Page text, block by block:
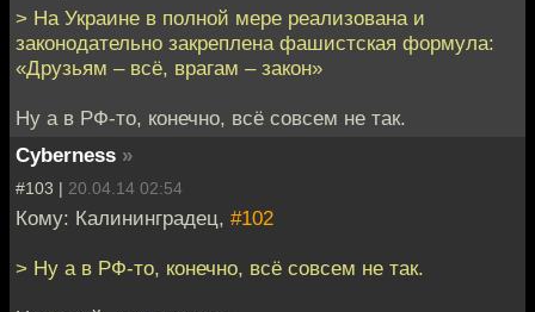
> На Украине в полной мере реализована и
законодательно закреплена фашистская формула:
«Друзьям – всё, врагам – закон»
Ну а в РФ-то, конечно, всё совсем не так.
Cyberness »
#103 | 20.04.14 02:54
Кому: Калининградец, #102
> Ну а в РФ-то, конечно, всё совсем не так.